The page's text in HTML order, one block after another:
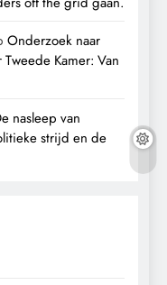
Onderzoek naar
Kamer: Van
nasleep van
strijd en de